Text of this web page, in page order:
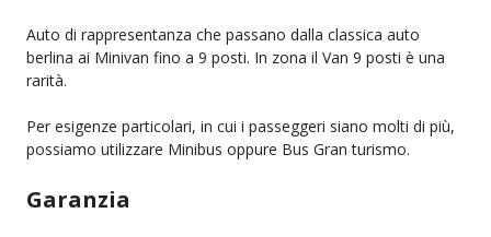
Auto di rappresentanza che passano dalla classica auto
berlina ai Minivan fino a 9 posti. In zona il Van 9 posti è una
rarità.
Per esigenze particolari, in cui i passeggeri siano molti di più,
possiamo utilizzare Minibus oppure Bus Gran turismo.
Garanzia